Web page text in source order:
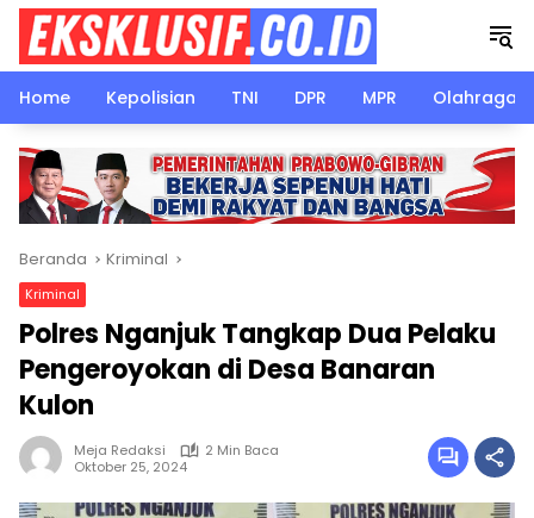
Langsung
konten
Home
Kepolisian TNI DPR MPR Olahraga
Beranda Kriminal
Kriminal
Polres Nganjuk Tangkap Dua Pelaku
Pengeroyokan di Desa Banaran
Kulon
Meja Redaksi
2 Min Baca
Oktober 25, 2024